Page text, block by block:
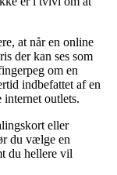
at når en online
der kan ses som
om en
indbefattet af en
outlets.
eller
du vælge en
du hellere vil